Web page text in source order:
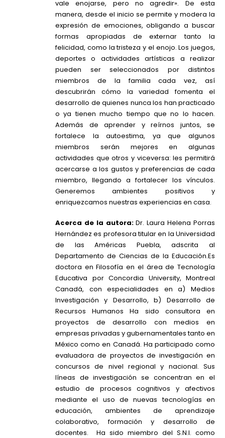
vale enojarse, pero no agredir». De esta
manera, desde el inicio se permite y modera la
expresión de emociones, obligando a buscar
formas apropiadas de externar tanto la
felicidad, como la tristeza y el enojo. Los juegos,
deportes o actividades artísticas a realizar
pueden ser seleccionados por distintos
miembros de la familia cada vez, así
descubrirán cómo la variedad fomenta el
desarrollo de quienes nunca los han practicado
o ya tienen mucho tiempo que no lo hacen.
Además de aprender y reírnos juntos, se
fortalece la autoestima, ya que algunos
miembros serán mejores en algunas
actividades que otros y viceversa: les permitirá
acercarse a los gustos y preferencias de cada
miembro, llegando a fortalecer los vínculos.
Generemos ambientes positivos y
enriquezcamos nuestras experiencias en casa.
Acerca de la autora:Dr. Laura Helena Porras
Hernández es profesora titular en la Universidad
de las Américas Puebla, adscrita al
Departamento de Ciencias de la Educación.Es
doctora en Filosofía en el área de Tecnología
Educativa por Concordia University, Montreal
Canadá, con especialidades en a) Medios
Investigación y Desarrollo, b) Desarrollo de
Recursos Humanos Ha sido consultora en
proyectos de desarrollo con medios en
empresas privadas y gubernamentales tanto en
México como en Canadá. Ha participado como
evaluadora de proyectos de investigación en
concursos de nivel regional y nacional. Sus
líneas de investigación se concentran en el
estudio de procesos cognitivos y afectivos
mediante el uso de nuevas tecnologías en
educación, ambientes de aprendizaje
colaborativo, formación y desarrollo de
docentes. Ha sido miembro del S.N.I. como